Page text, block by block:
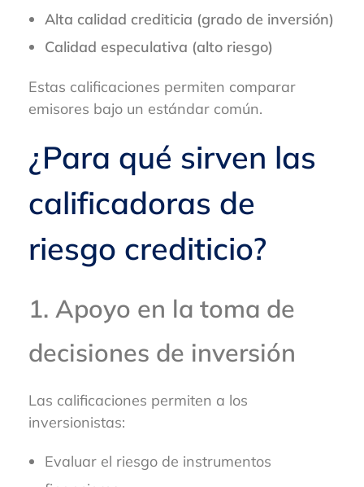
Alta calidad crediticia (grado de inversión)
Calidad especulativa (alto riesgo)
Estas calificaciones permiten comparar
emisores bajo un estándar común.
¿Para qué sirven las
calificadoras de
riesgo crediticio?
1. Apoyo en la toma de
decisiones de inversión
Las calificaciones permiten a los
inversionistas:
Evaluar el riesgo de instrumentos